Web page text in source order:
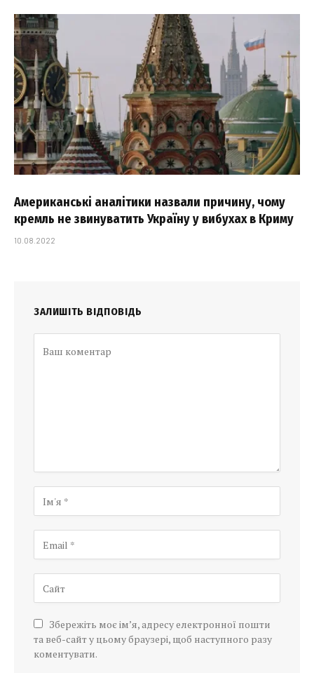
Американські аналітики назвали причину, чому
кремль не звинуватить Україну у вибухах в Криму
10.08.2022
ЗАЛИШІТЬ ВІДПОВІДЬ
Збережіть моє ім’я, адресу електронної пошти
та веб-сайт у цьому браузері, щоб наступного разу
коментувати.